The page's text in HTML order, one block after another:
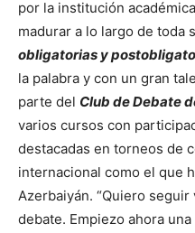
por la institución
madurar a lo largo de toda
obligatorias y
la palabra y con un gran
parte del Club de Debate
varios cursos con
destacadas en torneos de
internacional como el que
Azerbaiyán. “Quiero
debate. Empiezo ahora